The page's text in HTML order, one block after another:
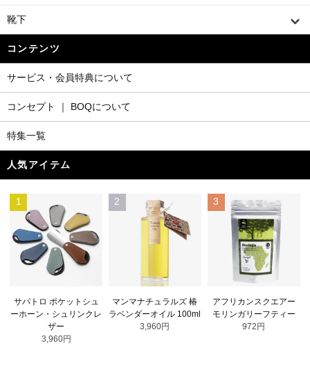
靴下
コンテンツ
サービス・会員特典について
コンセプト ｜ BOQについて
特集一覧
人気アイテム
1
サパトロ ポケットシュ
ーホーン・シュリンクレ
ザー
3,960円
2
マンマナチュラルズ 椿
ラベンダーオイル 100ml
3,960円
3
アフリカンスクエアー
モリンガリーフティー
972円